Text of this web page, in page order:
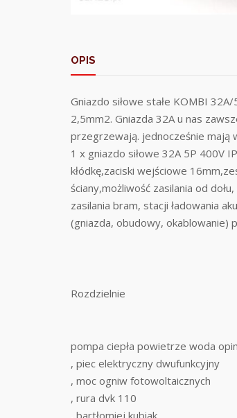
OPIS
Gniazdo siłowe stałe KOMBI
2,5mm2. Gniazda 32A u nas
przegrzewają. jednocześnie mają
1 x gniazdo siłowe 32A 5P 400V
kłódkę,zaciski wejściowe
ściany,możliwość zasilania od
zasilania bram, stacji ładowania
(gniazda, obudowy, okablowanie)
Rozdzielnie
pompa ciepła powietrze woda
, piec elektryczny dwufunkcyjny
, moc ogniw fotowoltaicznych
, rura dvk 110
, bartłomiej kubiak